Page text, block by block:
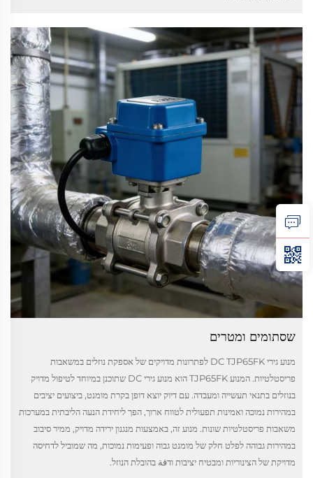
שסתומים ומטרים
מנוע גירי DC TJP65FK לפתרונות מדויקים של אספקת נוזלים במשאבות
פריסטלטיות. המנוע TJP65FK הוא מנוע גירי DC שתוכנן במיוחד לטיפול מדויק
בנוזלים בתנאי תעשייה ומעבדה. עם דיוק יוצא דופן בקרת מומנט, ביצועים יציבים
במהירות נמוכה ואמינות תפעולית לטווח ארוך, הפך ליחידת הנעה הליבתית במערכות
משאבות פריסטלטיות שונות. מנוע זה, באמצעות מנגנון ירידה מדויק, ממיר סיבוב
במהירות גבוהה לפלט חלק של מומנט גבוה ופעימות נמוכות, מה שמוביל לדחיסה
מדויקת של הצינוריות ומבטיח יציבות ודقة בהובלת הנוזל.